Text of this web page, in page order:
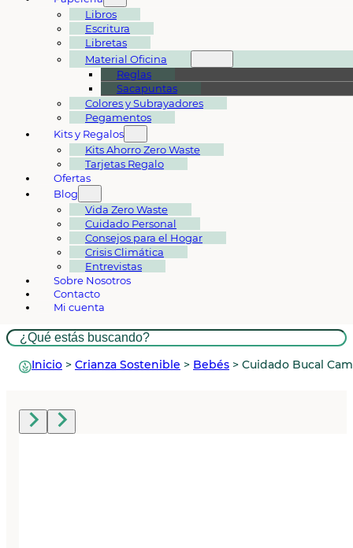
Libros
Escritura
Libretas
Material Oficina
Reglas
Sacapuntas
Colores y Subrayadores
Pegamentos
Kits y Regalos
Kits Ahorro Zero Waste
Tarjetas Regalo
Ofertas
Blog
Vida Zero Waste
Cuidado Personal
Consejos para el Hogar
Crisis Climática
Entrevistas
Sobre Nosotros
Contacto
Mi cuenta
Buscar
Inicio > Crianza Sostenible > Bebés > Cuidado Bucal